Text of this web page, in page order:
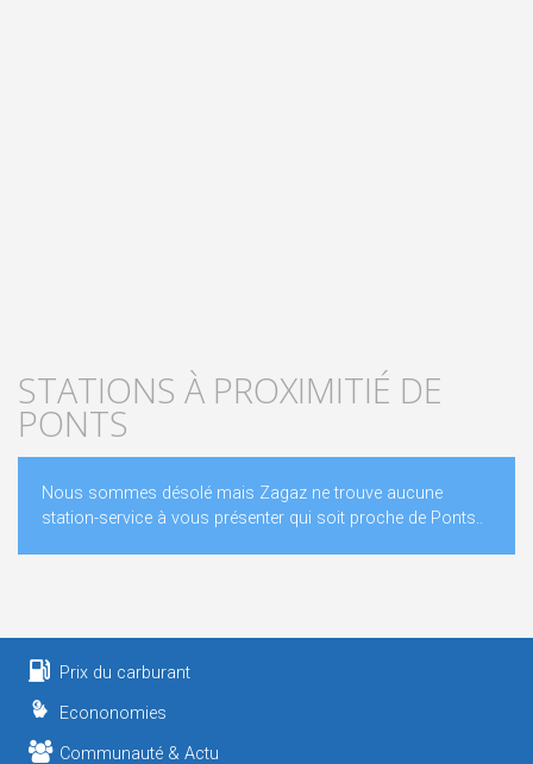
STATIONS À PROXIMITIÉ DE
PONTS
Nous sommes désolé mais Zagaz ne trouve aucune
station-service à vous présenter qui soit proche de Ponts..
Prix du carburant
Econonomies
Communauté & Actu